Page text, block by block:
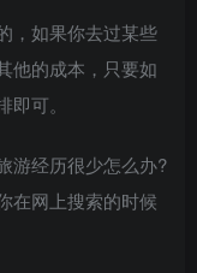
，如果你去过某些
他的成本，只要如
可。
游经历很少怎么办?
在网上搜索的时候